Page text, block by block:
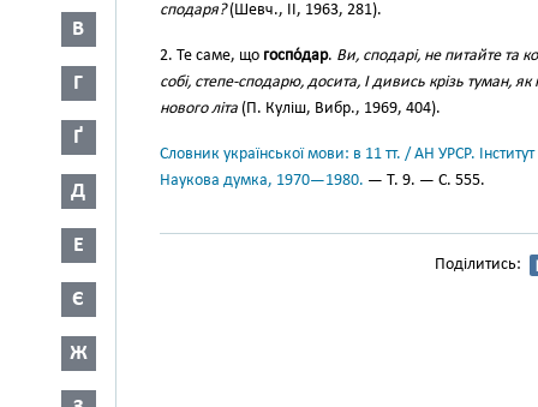
В
Г
Ґ
Д
Е
Є
Ж
сподаря?(Шевч., II, 1963, 281).
2. Те саме, що госпо́дар. Ви, сподарі, не питайте та
собі, степе-сподарю, досита, І дивись крізь туман,
нового літа (П. Куліш, Вибр., 1969, 404).
Словник української мови: в 11 тт. / АН УРСР.
Наукова думка, 1970—1980. — Т. 9. — С. 555.
Поділитись: